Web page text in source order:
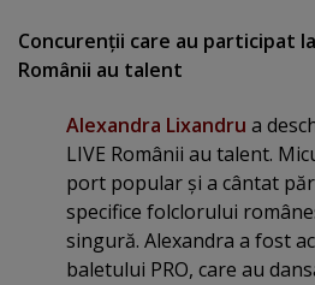
Concurenţii care au participat
Românii au talent
Alexandra Lixandru a
LIVE Românii au talent.
port popular şi a cântat
specifice folclorului
singură. Alexandra a fost
baletului PRO, care au